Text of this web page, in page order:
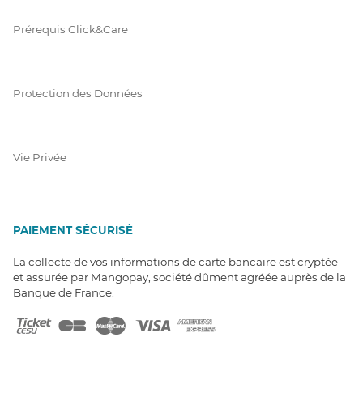
Prérequis Click&Care
Protection des Données
Vie Privée
PAIEMENT SÉCURISÉ
La collecte de vos informations de carte bancaire est cryptée
et assurée par Mangopay, société dûment agréée auprès de la
Banque de France.